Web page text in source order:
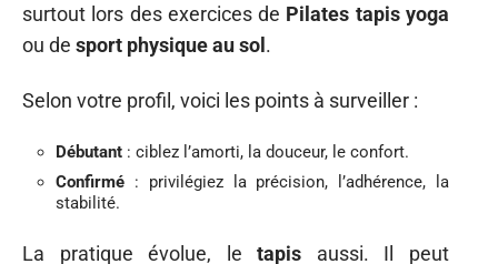
surtout lors des exercices de Pilates tapis yoga
ou de sport physique au sol .
Selon votre profil, voici les points à surveiller :
Débutant : ciblez l’amorti, la douceur, le confort.
Confirmé : privilégiez la précision, l’adhérence, la
stabilité.
La pratique évolue, letapis aussi. Il peut